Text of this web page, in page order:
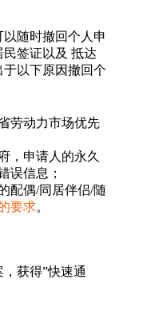
随时撤回个人申
签证以及 抵达
以下原因撤回个
劳动力市场优先
，申请人的永久
误信息；
配偶/同居伴侣/随
要求。
获得”快速通